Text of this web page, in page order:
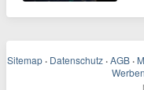
Sitemap · Datenschutz · AGB ·
Werben